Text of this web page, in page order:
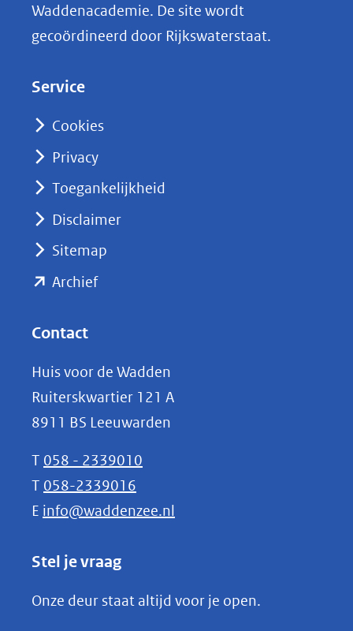
k
e
nieuw
naar
Waddenacademie. De site wordt
gecoördineerd door Rijkswaterstaat.
Service
Cookies
Privacy
Toegankelijkheid
Disclaimer
Sitemap
Archief(opent
(verwijst
naar
een
andere
website)
Contact
Huis voor de Wadden
Ruiterskwartier 121 A
8911 BS Leeuwarden
T 058 - 2339010
T 058-2339016
E info@waddenzee.nl
Stel je vraag
Onze deur staat altijd voor je open.